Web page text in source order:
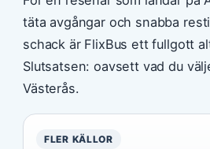
täta avgångar och snabba
schack är FlixBus ett fullgott
Slutsatsen: oavsett vad du
Västerås.
FLER KÄLLOR